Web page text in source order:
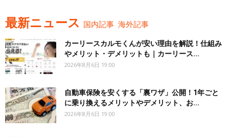
最新ニュース 国内記事 海外記事
カーリースカルモくんが安い理由を解説！仕組み
やメリット・デメリットも｜カーリース...
2026年8月6日 19:00
自動車保険を安くする「裏ワザ」公開！1年ごと
に乗り換えるメリットやデメリット、お...
2026年8月6日 19:00